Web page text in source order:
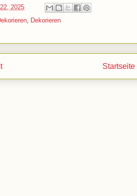
2025
Dekorieren
Startseite